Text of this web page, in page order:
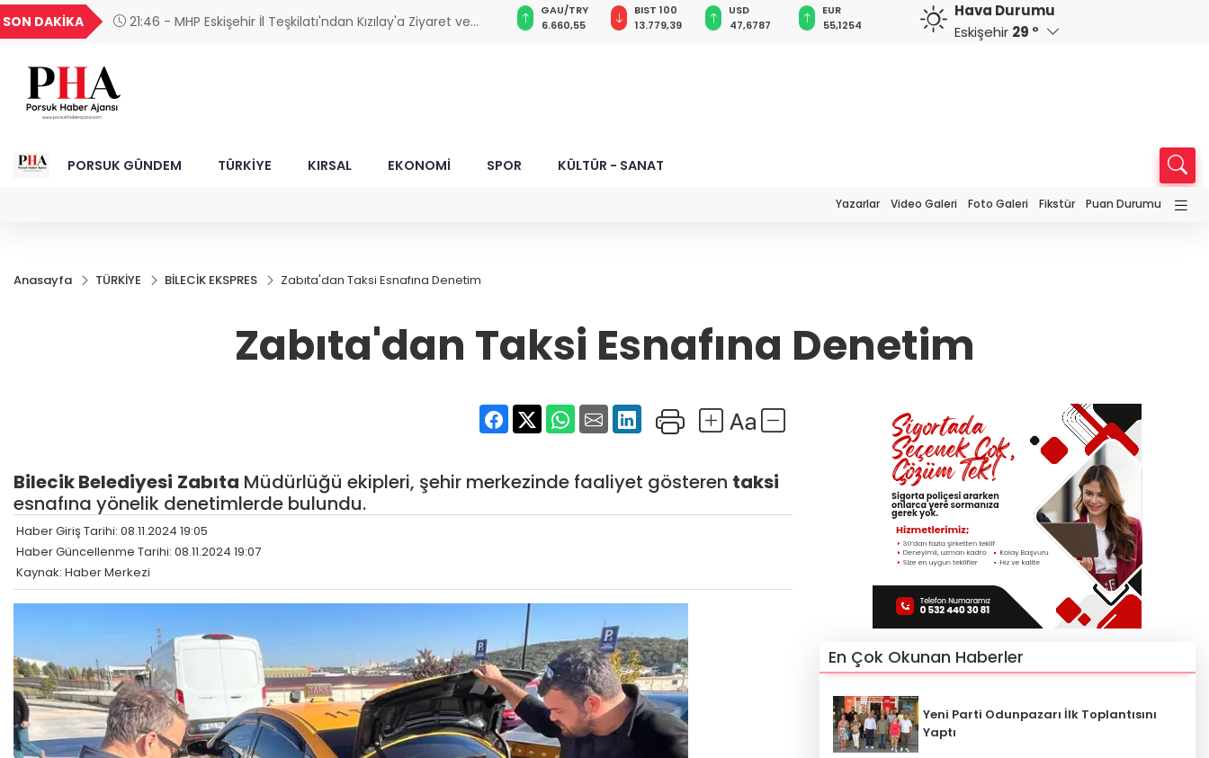
SON DAKİKA 21:42 - Eskişehirspor'da Lig Hazırlıkları Devam Ediyor!
GEL
18,2677
16,3788
27,9743
0,0018
6.660,55
BIST 100
13.779,39
USD
47,6787
EUR
55,1254
GBP
64,3468
CHF
59,0083
CAD
34,1883
Hava Durumu
Eskişehir 29 °
PORSUK GÜNDEM TÜRKİYE KIRSAL EKONOMİ SPOR KÜLTÜR - SANAT
Yazarlar Video Galeri Foto Galeri Fikstür Puan Durumu
Anasayfa TÜRKİYE BİLECİK EKSPRES Zabıta'dan Taksi Esnafına Denetim
Zabıta'dan Taksi Esnafına Denetim
BilecikBelediyesi Zabıta Müdürlüğü ekipleri, şehir merkezinde faaliyet gösteren taksi
esnafına yönelik denetimlerde bulundu.
Haber Giriş Tarihi: 08.11.2024 19:05
Haber Güncellenme Tarihi: 08.11.2024 19:07
Kaynak: Haber Merkezi
En Çok Okunan Haberler
Yeni Parti Odunpazarı İlk Toplantısını
Yaptı